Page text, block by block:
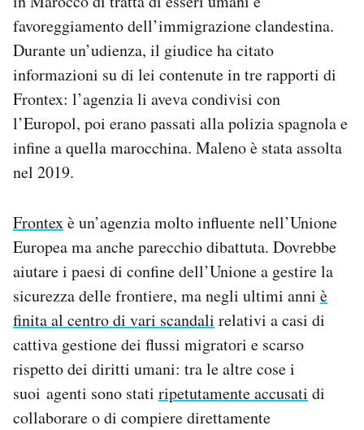
favoreggiamento dell’immigrazione clandestina.
Durante un’udienza, il giudice ha citato
informazioni su di lei contenute in tre rapporti di
Frontex: l’agenzia li aveva condivisi con
l’Europol, poi erano passati alla polizia spagnola e
infine a quella marocchina. Maleno è stata assolta
nel 2019.
Frontexè un’agenzia molto influente nell’Unione
Europea ma anche parecchio dibattuta. Dovrebbe
aiutare i paesi di confine dell’Unione a gestire la
sicurezza delle frontiere, ma negli ultimi anni è
finita al centro di vari scandali relativi a casi di
cattiva gestione dei flussi migratori e scarso
rispetto dei diritti umani: tra le altre cose i
suoi agenti sono stati ripetutamente accusati di
collaborare o di compiere direttamente